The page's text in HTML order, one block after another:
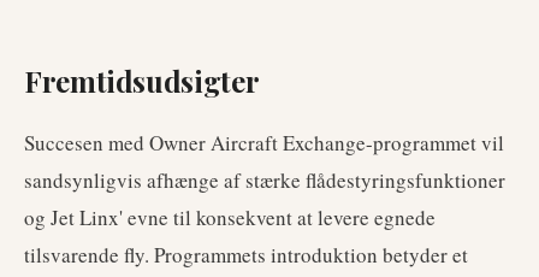
Fremtidsudsigter
Succesen med Owner Aircraft Exchange-programmet vil
sandsynligvis afhænge af stærke flådestyringsfunktioner
og Jet Linx' evne til konsekvent at levere egnede
tilsvarende fly. Programmets introduktion betyder et